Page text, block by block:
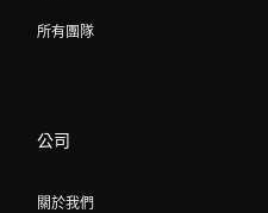
所有團隊
公司
關於我們